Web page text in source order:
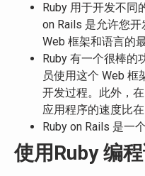
Ruby 用于开发不同
on Rails 是允许您
Web 框架和语言的
Ruby 有一个很棒的
员使用这个 Web
开发过程。此外，
应用程序的速度比
Ruby on Rails 是一
使用Ruby 编